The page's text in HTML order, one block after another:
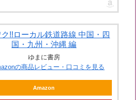
ク!!ローカル鉄道路線 中国・四
国・九州・沖縄 編
ゆまに書房
の商品レビュー・口コミを見る
Amazon